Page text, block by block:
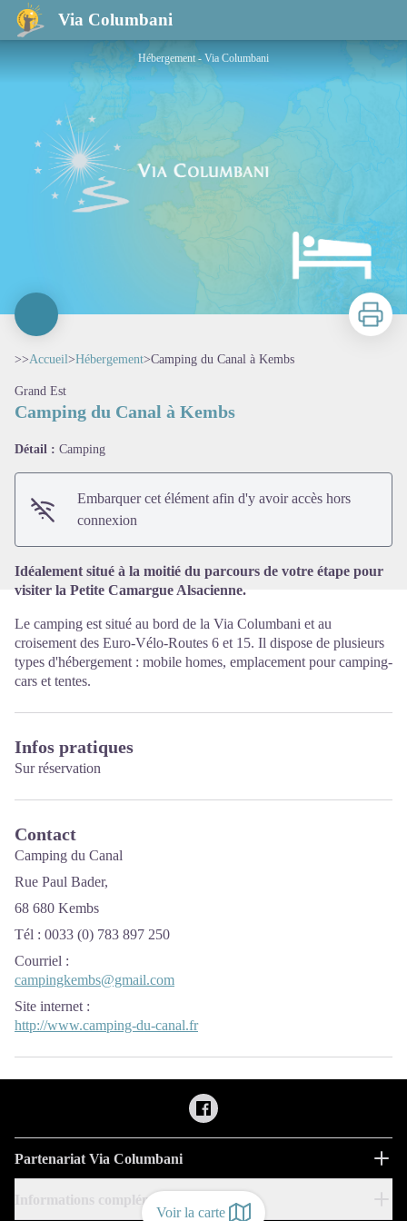
Via Columbani
Camping du Canal à Kembs
Voir la carte
Hébergement - Via Columbani
Imprimer
>>Accueil>Hébergement>Camping du Canal à Kembs
Grand Est
Camping du Canal à Kembs
Détail : Camping
Embarquer cet élément afin d'y avoir accès hors
connexion
Idéalement situé à la moitié du parcours de votre étape pour
visiter la Petite Camargue Alsacienne.
Le camping est situé au bord de la Via Columbani et au
croisement des Euro-Vélo-Routes 6 et 15. Il dispose de plusieurs
types d'hébergement : mobile homes, emplacement pour camping-
cars et tentes.
Infos pratiques
Sur réservation
Contact
Camping du Canal
Rue Paul Bader,
68 680 Kembs
Tél : 0033 (0) 783 897 250
Courriel :
campingkembs@gmail.com
Site internet :
http://www.camping-du-canal.fr
Partenariat Via Columbani
Informations complémentaires